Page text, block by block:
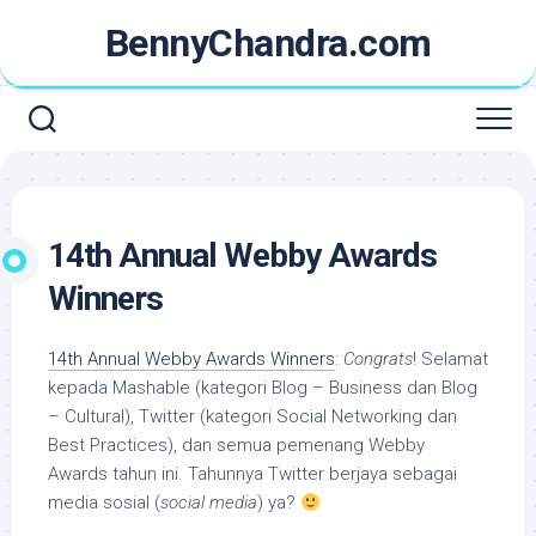
content
BennyChandra.com
14th Annual Webby Awards
Winners
14th Annual Webby Awards Winners: Congrats! Selamat
kepada Mashable (kategori Blog – Business dan Blog
– Cultural), Twitter (kategori Social Networking dan
Best Practices), dan semua pemenang Webby
Awards tahun ini. Tahunnya Twitter berjaya sebagai
media sosial (social media) ya?